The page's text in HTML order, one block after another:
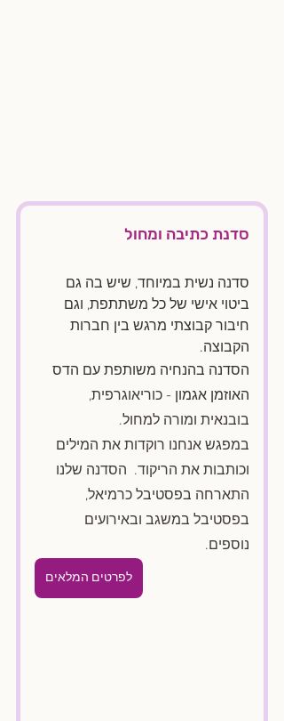
סדנת כתיבה ומחול
סדנה נשית במיוחד, שיש בה גם
ביטוי אישי של כל משתתפת, וגם
חיבור קבוצתי מרגש בין חברות
הקבוצה.
הסדנה בהנחיה משותפת עם הדס
האוזמן אגמון - כוריאוגרפית,
בובנאית ומורה למחול.
במפגש אנחנו רוקדות את המילים
וכותבות את הריקוד.  הסדנה שלנו
התארחה בפסטיבל כרמיאל,
בפסטיבל במשגב ובאירועים
נוספים.
לפרטים המלאים